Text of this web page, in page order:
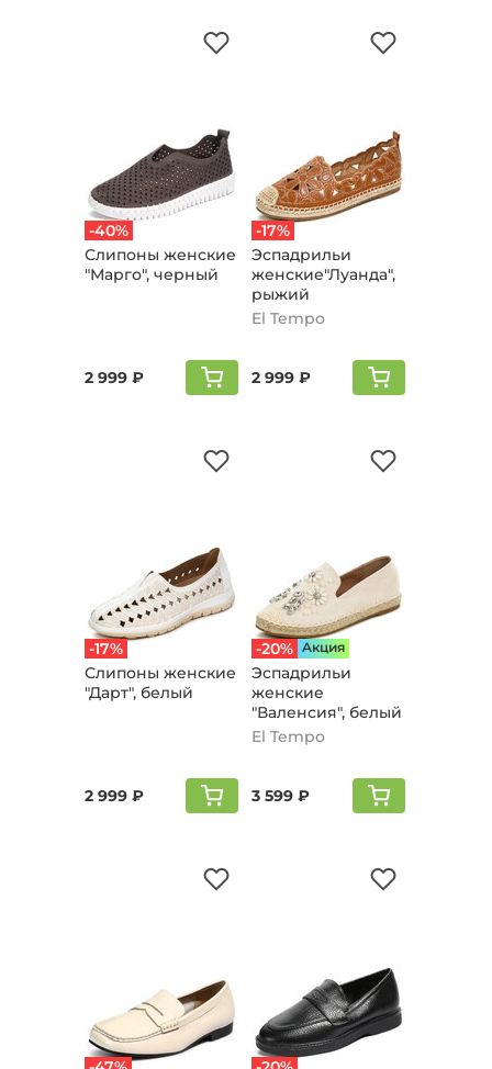
-40%
Слипоны женские
"Марго", черный
2 999 ₽
-17%
Эспадрильи
женские"Луанда",
рыжий
El Tempo
2 999 ₽
-17%
Слипоны женские
"Дарт", белый
2 999 ₽
-20% Aкция
Эспадрильи
женские
"Валенсия", белый
El Tempo
3 599 ₽